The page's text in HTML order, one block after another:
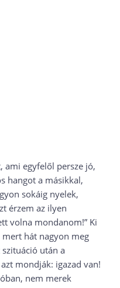
egyfelől persze jó,
hangot a másikkal,
sokáig nyelek,
érzem az ilyen
volna mondanom!” Ki
hát nagyon meg
után a
mondják: igazad van!
nem merek